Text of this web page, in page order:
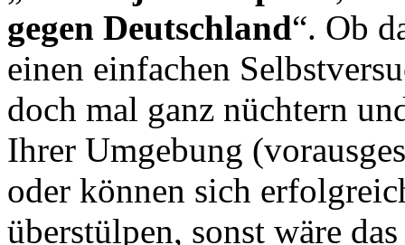
gegen Deutschland“. Ob
einen einfachen
doch mal ganz nüchtern
Ihrer Umgebung
oder können sich
überstülpen, sonst wäre